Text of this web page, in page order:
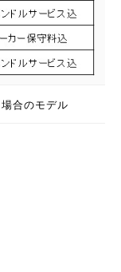
合のモデル